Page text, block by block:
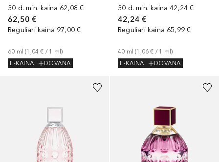
30 d. min. kaina 62,08 €
62,50 €
Reguliari kaina 97,00 €
60 ml (1,04 € / 1 ml)
E-KAINA
DOVANA
30 d. min. kaina 42,24 €
42,24 €
Reguliari kaina 65,99 €
40 ml (1,06 € / 1 ml)
E-KAINA
DOVANA